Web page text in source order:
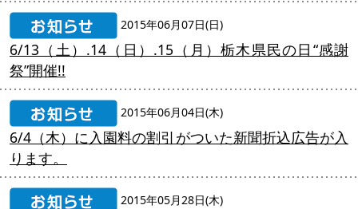
2015年06月07日(日)
6/13（土）.14（日）.15（月）栃木県民の日“感謝
祭”開催!!
2015年06月04日(木)
6/4（木）に入園料の割引がついた新聞折込広告が入
ります。
2015年05月28日(木)